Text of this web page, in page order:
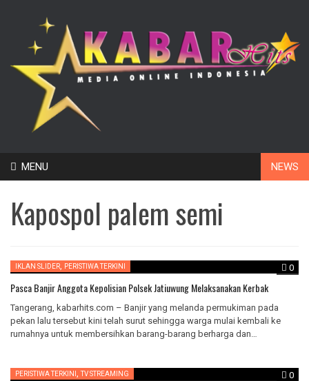
MENU NEWS
Kapospol palem semi
0
IKLAN SLIDER PERISTIWA TERKINI
Pasca Banjir Anggota Kepolisian Polsek Jatiuwung Melaksanakan Kerbak
Tangerang, kabarhits.com – Banjir yang melanda permukiman pada
pekan lalu tersebut kini telah surut sehingga warga mulai kembali ke
rumahnya untuk membersihkan barang-barang berharga dan…
0
PERISTIWA TERKINI ,TV STREAMING